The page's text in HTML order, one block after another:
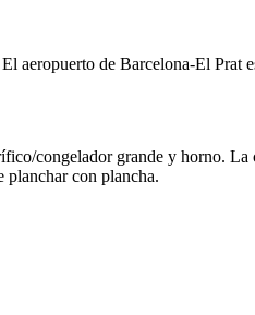
aeropuerto de Barcelona-El Prat
congelador grande y horno.
planchar con plancha.